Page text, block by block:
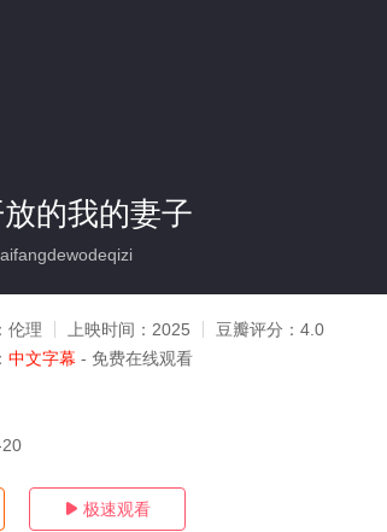
的我的妻子
伦理 上映时间： 2025 豆瓣评分： 4.0
中文字幕 - 免费在线观看
 极速观看